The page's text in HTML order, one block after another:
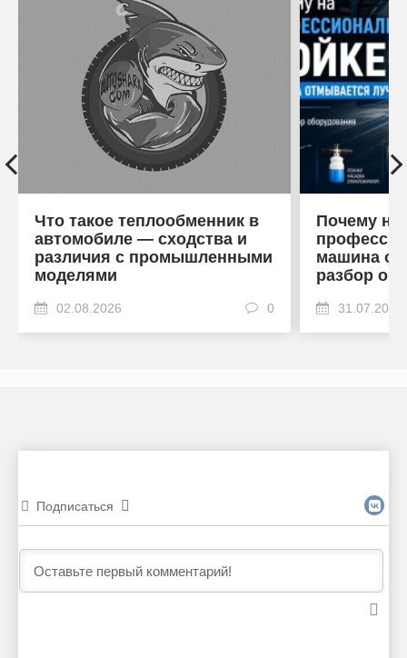
Что такое теплообменник в
автомобиле — сходства и
различия с промышленными
моделями
02.08.2026 0
Почему на
машина
разбор
31.07.2026
Подписаться